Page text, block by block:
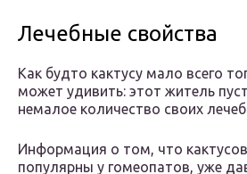
Лечебные свойства
Как будто кактусу мало всего
может удивить: этот житель
немалое количество своих
Информация о том, что
популярны у гомеопатов, уже